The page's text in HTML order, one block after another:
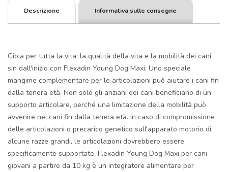
Descrizione Informativa sulle consegne
Gioia per tutta la vita: la qualità della vita e la mobilità dei cani
sin dall'inizio con Flexadin Young Dog Maxi. Uno speciale
mangime complementare per le articolazioni può aiutare i cani fin
dalla tenera età. Non solo gli anziani dei cani beneficiano di un
supporto articolare, perché una limitazione della mobilità può
avvenire nei cani fin dalla tenera età. In caso di compromissione
delle articolazioni o precarico genetico sull'apparato motorio di
alcune razze grandi, le articolazioni dovrebbero essere
specificamente supportate. Flexadin Young Dog Maxi per cani
giovani a partire da 10 kg è un integratore alimentare per